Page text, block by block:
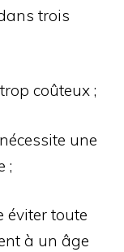
trois
coûteux ;
une
;
éviter toute
à un âge